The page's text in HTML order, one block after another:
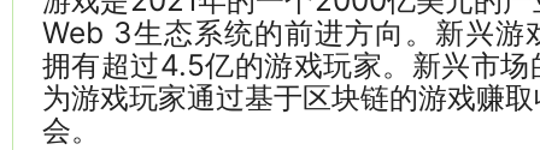
Web 3生态系统的前进方向。新兴游
拥有超过4.5亿的游戏玩家。新兴市
为游戏玩家通过基于区块链的游戏赚
会。